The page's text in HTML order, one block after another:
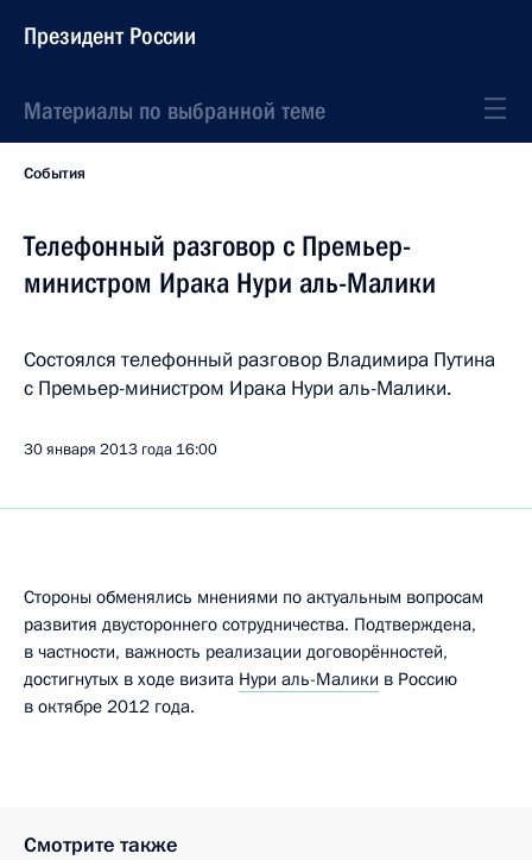
Президент России
Материалы по выбранной теме
События
Телефонный разговор с Премьер-
министром Ирака Нури аль-Малики
Состоялся телефонный разговор Владимира Путина
с Премьер-министром Ирака Нури аль-Малики.
30 января 2013 года 16:00
Стороны обменялись мнениями по актуальным вопросам
развития двустороннего сотрудничества. Подтверждена,
в частности, важность реализации договорённостей,
достигнутых в ходе визита Нури аль-Малики в Россию
в октябре 2012 года.
Смотрите также